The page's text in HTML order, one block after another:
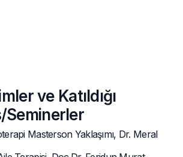
ve Katıldığı
Seminerler
Masterson Yaklaşımı, Dr. Meral